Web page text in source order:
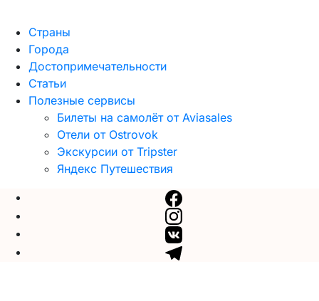
Страны
Города
Достопримечательности
Статьи
Полезные сервисы
Билеты на самолёт от Aviasales
Отели от Ostrovok
Экскурсии от Tripster
Яндекс Путешествия